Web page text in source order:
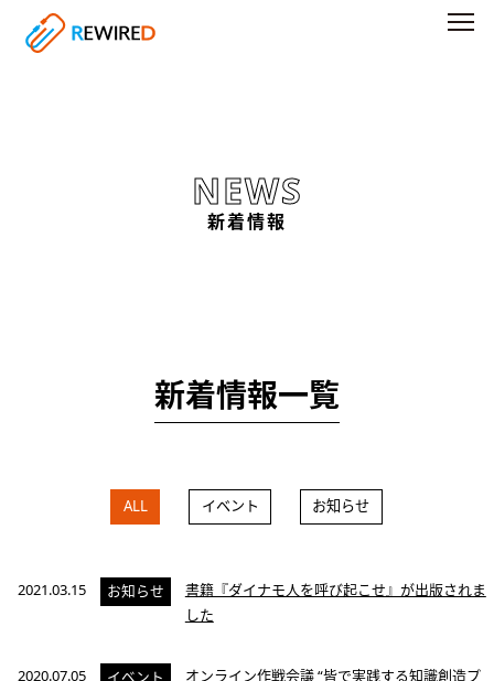
NEWS
新着情報
新着情報一覧
ALL イベント お知らせ
2021.03.15 お知らせ
書籍『ダイナモ人を呼び起こせ』が出版されま
した
2020.07.05 イベント
オンライン作戦会議 “皆で実践する知識創造プ